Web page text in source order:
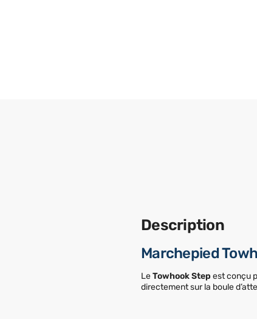
Description
Marchepied
LeTowhook Step est conçu
directement sur la boule